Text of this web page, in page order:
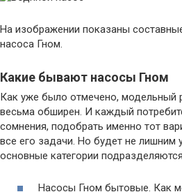
На изображении показаны
насоса Гном.
Какие бывают насосы Гном
Как уже было отмечено, модельный
весьма обширен. И каждый
сомнения, подобрать именно тот
все его задачи. Но будет не лишним
основные категории
Насосы Гном бытовые. Как